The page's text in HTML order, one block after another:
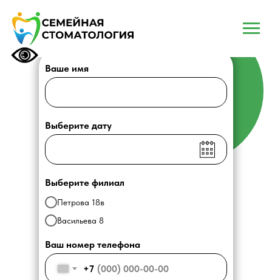
ЗАПИСАТЬСЯ НА
ПРИЕМ
Ваше имя
Выберите дату
Выберите филиал
Петрова 18в
Васильева 8
Ваш номер телефона
+7